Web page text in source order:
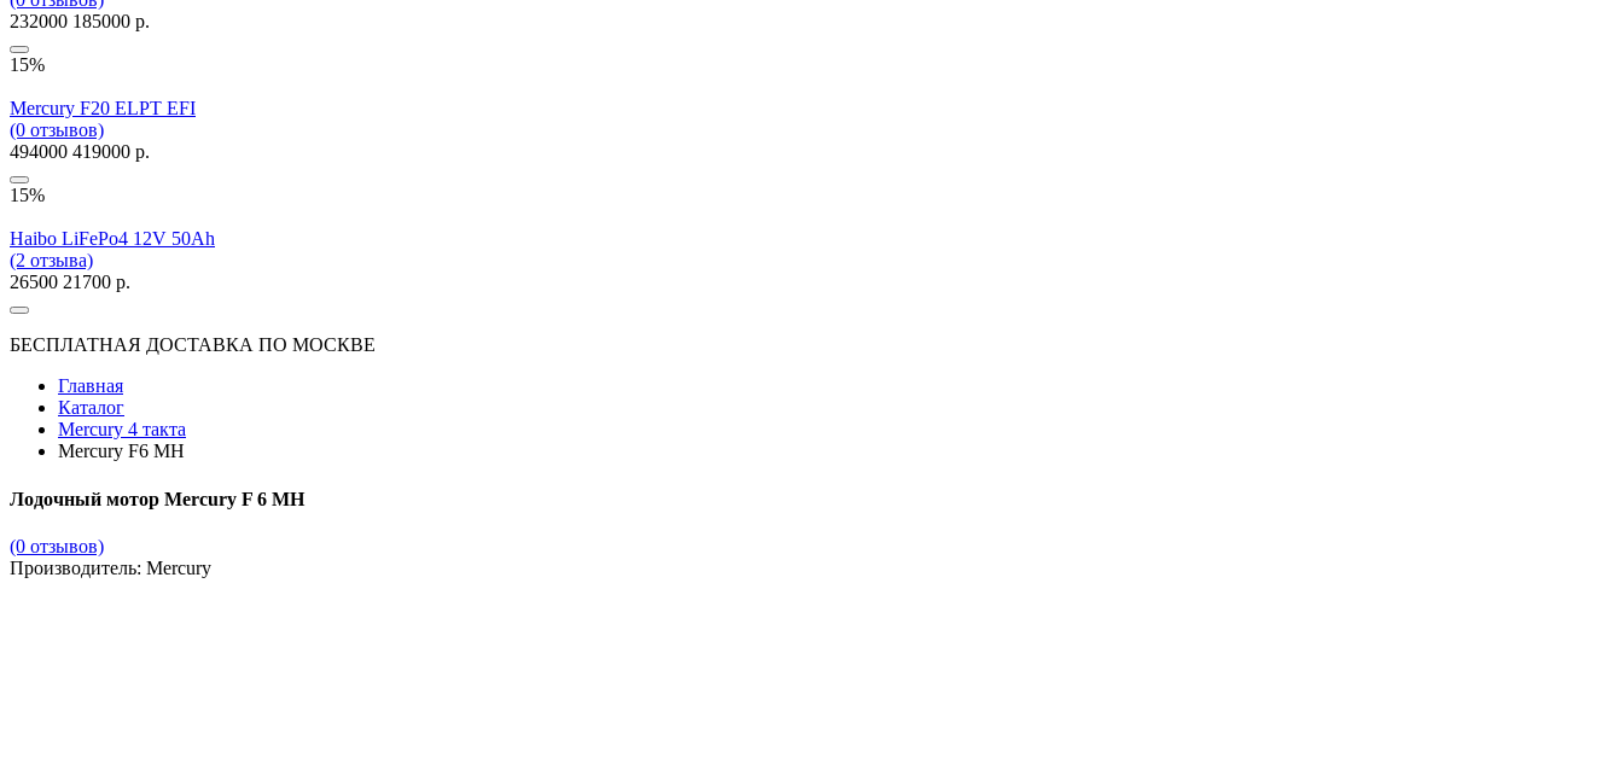
232000 185000 р.
15%
Mercury F20 ELPT EFI
(0 отзывов)
494000 419000 р.
15%
Haibo LiFePo4 12V 50Ah
(2 отзыва)
26500 21700 р.
БЕСПЛАТНАЯ ДОСТАВКА ПО МОСКВЕ
Главная
Каталог
Mercury 4 такта
Mercury F6 MH
Лодочный мотор Mercury F 6 MH
(0 отзывов)
Производитель: Mercury